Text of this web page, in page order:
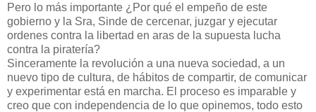
Pero lo más importante ¿Por qué el empeño de este
gobierno y la Sra, Sinde de cercenar, juzgar y ejecutar
ordenes contra la libertad en aras de la supuesta lucha
contra la piratería?
Sinceramente la revolución a una nueva sociedad, a un
nuevo tipo de cultura, de hábitos de compartir, de comunicar
y experimentar está en marcha. El proceso es imparable y
creo que con independencia de lo que opinemos, todo esto